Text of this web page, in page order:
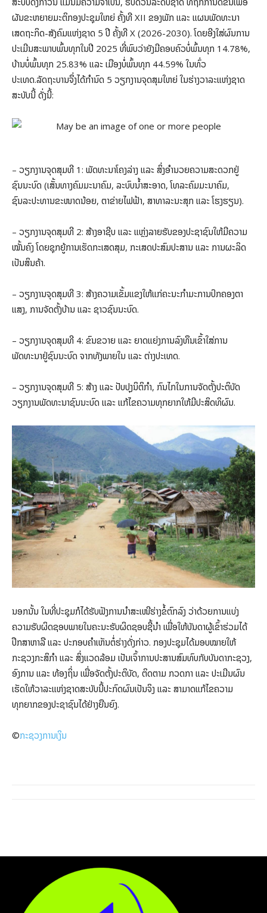
ຜັນຂະຫຍາຍມະຕິກອງປະຊຸມໃຫຍ່ ຄັ້ງທີ XII ຂອງພັກ ແລະ ແຜນພັດທະນາ
ເສດຖະກິດ-ສັງຄົມແຫ່ງຊາດ 5 ປີ ຄັ້ງທີ X (2026-2030). ໂດຍອີງໃສ່ຜົນການ
ປະເມີນສະພາບພົ້ນທຸກໃນປີ 2025 ທີ່ພົບວ່າຍັງມີຄອບຄົວບໍ່ພົ້ນທຸກ 14.78%,
ບ້ານບໍ່ພົ້ນທຸກ 25.83% ແລະ ເມືອງບໍ່ພົ້ນທຸກ 44.59% ໃນທົ່ວ
ປະເທດ.ລັດຖະບານຈຶ່ງໄດ້ກໍານົດ 5 ວຽກງານຈຸດສຸມໃຫຍ່ ໃນຮ່າງວາລະແຫ່ງຊາດ
ສະບັບນີ້ ດັ່ງນີ້:
– ວຽກງານຈຸດສຸມທີ 1: ພັດທະນາໂຄງລ່າງ ແລະ ສິ່ງອຳນວຍຄວາມສະດວກຢູ່
ຊົນນະບົດ (ເສັ້ນທາງຄົມມະນາຄົມ, ລະບົບນ້ຳສະອາດ, ໂທລະຄົມມະນາຄົມ,
ຊົນລະປະທານຂະໜາດນ້ອຍ, ຕາຂ່າຍໄຟຟ້າ, ສາທາລະນະສຸກ ແລະ ໂຮງຮຽນ).
– ວຽກງານຈຸດສຸມທີ 2: ສ້າງອາຊີບ ແລະ ແຫຼ່ງລາຍຮັບຂອງປະຊາຊົນໃຫ້ມີຄວາມ
ໝັ້ນຄົງ ໂດຍຊຸກຍູ້ການເຮັດກະເສດສຸມ, ກະເສດປະສົມປະສານ ແລະ ການຜະລິດ
ເປັນສິນຄ້າ.
– ວຽກງານຈຸດສຸມທີ 3: ສ້າງຄວາມເຂັ້ມແຂງໃຫ້ແກ່ຄະນະກຳມະການປົກຄອງຕາ
ແສງ, ການຈັດຕັ້ງບ້ານ ແລະ ຊາວຊົນນະບົດ.
– ວຽກງານຈຸດສຸມທີ 4: ຂົນຂວາຍ ແລະ ຍາດແຍ່ງການລົງທຶນເຂົ້າໃສ່ການ
ພັດທະນາຢູ່ຊົນນະບົດ ຈາກທັງພາຍໃນ ແລະ ຕ່າງປະເທດ.
– ວຽກງານຈຸດສຸມທີ 5: ສ້າງ ແລະ ປັບປຸງນິຕິກຳ, ກົນໄກໃນການຈັດຕັ້ງປະຕິບັດ
ວຽກງານພັດທະນາຊົນນະບົດ ແລະ ແກ້ໄຂຄວາມທຸກຍາກໃຫ້ມີປະສິດທິຜົນ.
ນອກນັ້ນ ໃນທີ່ປະຊຸມກໍໄດ້ຮັບຟັງການນຳສະເໜີຮ່າງຂໍ້ຕົກລົງ ວ່າດ້ວຍການແບ່ງ
ຄວາມຮັບຜິດຊອບພາຍໃນຄະນະຮັບຜິດຊອບຊີ້ນຳ ເພື່ອໃຫ້ບັນດາຜູ້ເຂົ້າຮ່ວມໄດ້
ປຶກສາຫາລື ແລະ ປະກອບຄຳເຫັນຕໍ່ຮ່າງດັ່ງກ່າວ. ກອງປະຊຸມໄດ້ມອບໝາຍໃຫ້
ກະຊວງກະສິກຳ ແລະ ສິ່ງແວດລ້ອມ ເປັນເຈົ້າການປະສານສົມທົບກັບບັນດາກະຊວງ,
ອົງການ ແລະ ທ້ອງຖິ່ນ ເພື່ອຈັດຕັ້ງປະຕິບັດ, ຕິດຕາມ ກວດກາ ແລະ ປະເມີນຜົນ
ເຮັດໃຫ້ວາລະແຫ່ງຊາດສະບັບນີ້ປະກົດຜົນເປັນຈິງ ແລະ ສາມາດແກ້ໄຂຄວາມ
ທຸກຍາກຂອງປະຊາຊົນໄດ້ຢ່າງຍືນຍົງ.
©️ກະຊວງການເງິນ